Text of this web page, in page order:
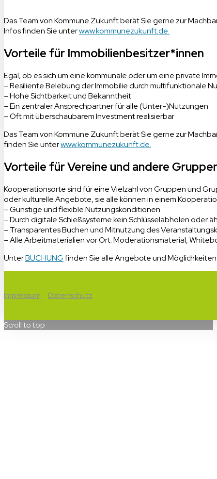
Das Team von Kommune Zukunft berät Sie gerne zur
Infos finden Sie unterwww.kommunezukunft.de.
Vorteile für Immobilienbesitzer*innen
Egal, ob es sich um eine kommunale oder um eine private
– Resiliente Belebung der Immobilie durch multifunktionale
– Hohe Sichtbarkeit und Bekanntheit
– Ein zentraler Ansprechpartner für alle (Unter-)Nutzungen
– Oft mit überschaubarem Investment realisierbar
Das Team von Kommune Zukunft berät Sie gerne zur
finden Sie unterwww.kommunezukunft.de.
Vorteile für Vereine und andere
Kooperationsorte sind für eine Vielzahl von Gruppen und
oder kulturelle Angebote, sie alle können in einem
– Günstige und flexible Nutzungskonditionen
– Durch digitale Schießsysteme kein Schlüsselabholen oder
– Transparentes Buchen und Mitnutzung des
– Alle Arbeitmaterialien vor Ort: Moderationsmaterial,
UnterBUCHUNGfinden Sie alle Angebote und
Impressum Datenschutz
Scroll to top